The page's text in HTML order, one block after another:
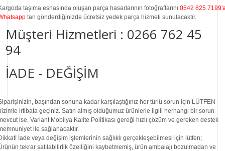
taşıma esnasında oluşan parça hasarlarının fotoğraflarını 0542 825
tan gönderdiğinizde ücretsiz yedek parça hizmeti sunulacaktır.
Müşteri Hizmetleri : 0266 762 45
94
İADE - DEĞİŞİM
başından sonuna kadar karşılaştığınız her türlü sorun için LÜTFEN
irtibata geçiniz. Satın almış olduğumuz ürünlerle ilgili herhangi bir sorun
ise, Variant Mobilya Kalite Politikası gereği hızlı çözüm ve gereken destek
ile sağlanacaktır.
İade veya değişim işlemlerinin sağlıklı gerçekleşebilmesi için lütfen;
tekrar satılabilirlik özelliğini kaybetmemiş, ürün ambalajı bozulmadan ve